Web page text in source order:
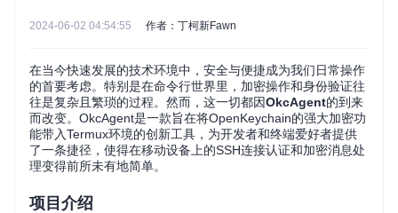
2024-06-02 04:54:55 作者：丁柯新Fawn
在当今快速发展的技术环境中，安全与便捷成为我们日常操作
的首要考虑。特别是在命令行世界里，加密操作和身份验证往
往是复杂且繁琐的过程。然而，这一切都因OkcAgent的到来
而改变。OkcAgent是一款旨在将OpenKeychain的强大加密功
能带入Termux环境的创新工具，为开发者和终端爱好者提供
了一条捷径，使得在移动设备上的SSH连接认证和加密消息处
理变得前所未有地简单。
项目介绍